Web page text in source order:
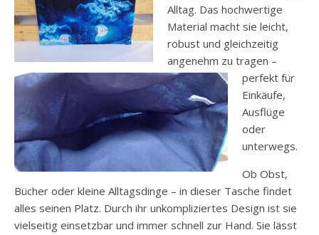
Alltag. Das hochwertige
Material macht sie leicht,
robust und gleichzeitig
angenehm zu tragen –
perfekt für
Einkäufe,
Ausflüge
oder
unterwegs.
Ob Obst,
Bücher oder kleine Alltagsdinge – in dieser Tasche findet
alles seinen Platz. Durch ihr unkompliziertes Design ist sie
vielseitig einsetzbar und immer schnell zur Hand. Sie lässt